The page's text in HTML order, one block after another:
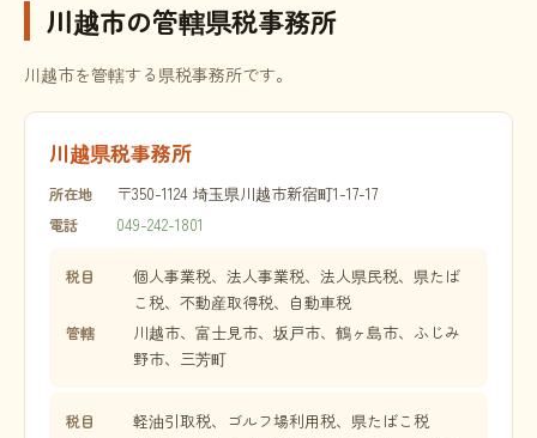
川越市の管轄県税事務所
川越市を管轄する県税事務所です。
川越県税事務所
所在地 〒350-1124 埼玉県川越市新宿町1-17-17
電話 049-242-1801
税目
個人事業税、法人事業税、法人県民税、県たば
こ税、不動産取得税、自動車税
管轄
川越市、富士見市、坂戸市、鶴ヶ島市、ふじみ
野市、三芳町
税目 軽油引取税、ゴルフ場利用税、県たばこ税